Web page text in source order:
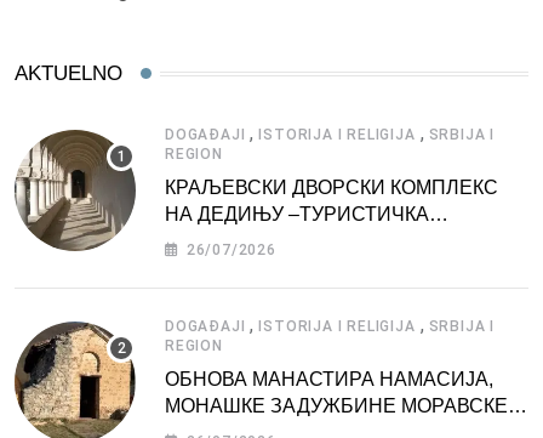
AKTUELNO
DOGAĐAJI , ISTORIJA I RELIGIJA , SRBIJA I
REGION
КРАЉЕВСКИ ДВОРСКИ КОМПЛЕКС
НА ДЕДИЊУ –ТУРИСТИЧКА
АТРАКЦИЈА
26/07/2026
DOGAĐAJI , ISTORIJA I RELIGIJA , SRBIJA I
REGION
ОБНОВА МАНАСТИРА НАМАСИЈА,
МОНАШКЕ ЗАДУЖБИНЕ МОРАВСКЕ
СРБИЈЕ